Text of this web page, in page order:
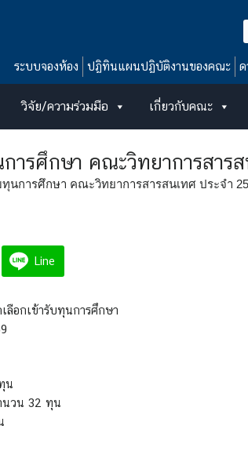
ระบบจองห้อง
ปฏิทินแผนปฏิบัติงานของคณะ
วิจัย/ความร่วมมือ เกี่ยวกับคณะ
รศึกษา คณะวิทยาการสาร
นการศึกษา คณะวิทยาการสารสนเทศ ประจำ
Line
ลือกเข้ารับทุนการศึกษา
น
วน 32 ทุน